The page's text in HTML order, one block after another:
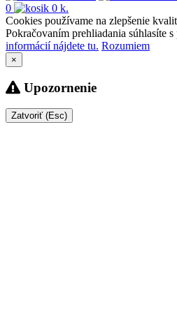
0
0 k.
Cookies používame na zlepšenie
Pokračovaním prehliadania súhlasíte
informácií nájdete tu. Rozumiem
×
Upozornenie
Zatvoriť (Esc)